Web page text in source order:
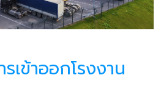
เข้าออกโรงงาน